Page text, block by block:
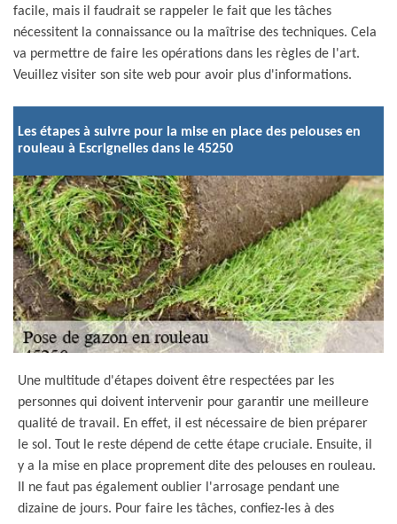
facile, mais il faudrait se rappeler le fait que les tâches
nécessitent la connaissance ou la maîtrise des techniques. Cela
va permettre de faire les opérations dans les règles de l'art.
Veuillez visiter son site web pour avoir plus d'informations.
Les étapes à suivre pour la mise en place des pelouses en
rouleau à Escrignelles dans le 45250
Une multitude d'étapes doivent être respectées par les
personnes qui doivent intervenir pour garantir une meilleure
qualité de travail. En effet, il est nécessaire de bien préparer
le sol. Tout le reste dépend de cette étape cruciale. Ensuite, il
y a la mise en place proprement dite des pelouses en rouleau.
Il ne faut pas également oublier l'arrosage pendant une
dizaine de jours. Pour faire les tâches, confiez-les à des